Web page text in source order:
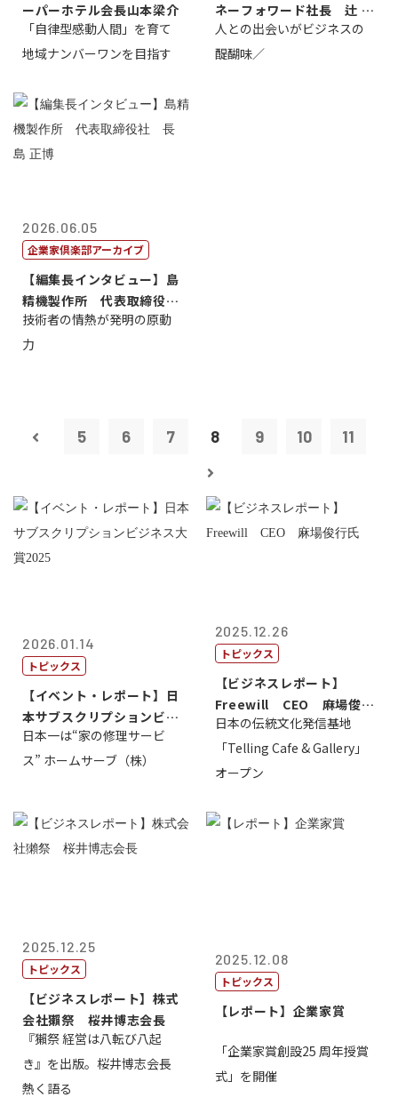
ーパーホテル会長山本梁介
「自律型感動人間」を育て
地域ナンバーワンを目指す
ネーフォワード社長 辻 庸
介
人との出会いがビジネスの
醍醐味／
2026.06.05
企業家倶楽部アーカイブ
【編集長インタビュー】島
精機製作所 代表取締役
社 長 島 正...
技術者の情熱が発明の原動
力
5 6 7 8 9 10 11
2026.01.14
トピックス
【イベント・レポート】日
本サブスクリプションビジ
ネス大賞20...
日本一は“家の修理サービ
ス” ホームサーブ（株）
2025.12.26
トピックス
【ビジネスレポート】
Freewill CEO 麻場俊行
氏
日本の伝統文化発信基地
「Telling Cafe & Gallery」
オープン
2025.12.25
トピックス
【ビジネスレポート】株式
会社獺祭 桜井博志会長
『獺祭 経営は八転び八起
き』を出版。桜井博志会長
熱く語る
2025.12.08
トピックス
【レポート】企業家賞
「企業家賞創設25 周年授賞
式」を開催